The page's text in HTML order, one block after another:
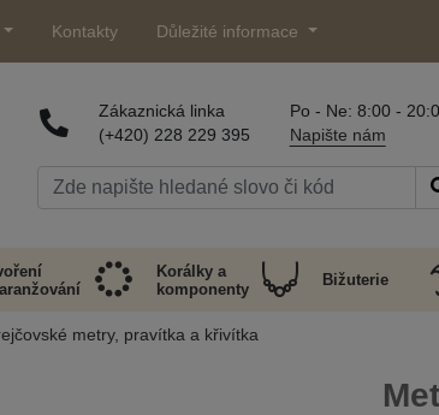
Kontakty Důležité informace
Zákaznická linka
(+420) 228 229 395
Po - Ne: 8:00 -
Napište nám
Korálky a
komponenty
Bižuterie
metry, pravítka a křivítka